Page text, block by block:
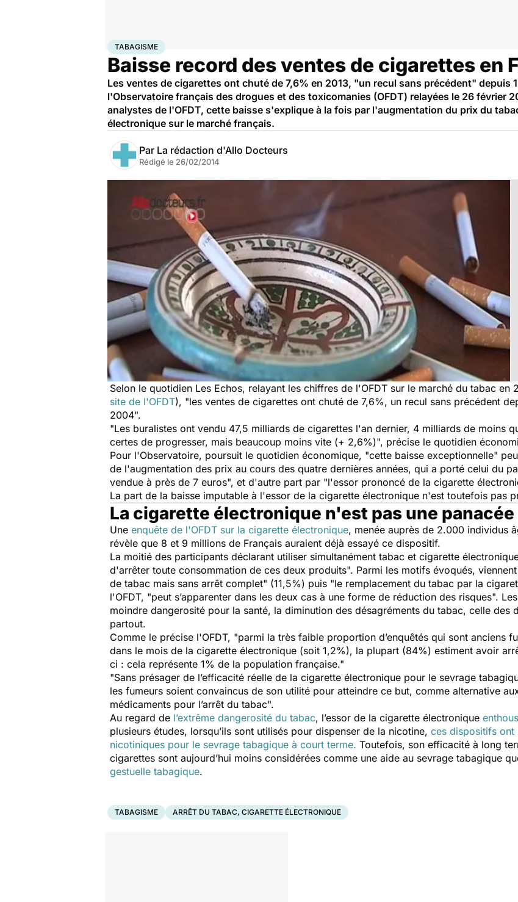
AccueilSantéMaladies
TABAGISME
Baisse record des ventes de cigarettes en
Les ventes de cigarettes ont chuté de 7,6% en 2013, "un recul sans précédent" depuis
l'Observatoire français des drogues et des toxicomanies (OFDT) relayées le 26 février
analystes de l'OFDT, cette baisse s'explique à la fois par l'augmentation du prix du
électronique sur le marché français.
Par La rédaction d'Allo Docteurs
Rédigé le 26/02/2014
Selon le quotidien Les Echos, relayant les chiffres de l'OFDT sur le marché du tabac en
site de l'OFDT), "les ventes de cigarettes ont chuté de 7,6%, un recul sans précédent
2004".
"Les buralistes ont vendu 47,5 milliards de cigarettes l'an dernier, 4 milliards de moins
certes de progresser, mais beaucoup moins vite (+ 2,6%)", précise le quotidien
Pour l'Observatoire, poursuit le quotidien économique, "cette baisse exceptionnelle"
de l'augmentation des prix au cours des quatre dernières années, qui a porté celui du
vendue à près de 7 euros", et d'autre part par "l'essor prononcé de la cigarette
La part de la baisse imputable à l'essor de la cigarette électronique n'est toutefois pas
La cigarette électronique n'est pas une panacée
Une enquête de l'OFDT sur la cigarette électronique, menée auprès de 2.000 individus
révèle que 8 et 9 millions de Français auraient déjà essayé ce dispositif.
La moitié des participants déclarant utiliser simultanément tabac et cigarette
d'arrêter toute consommation de ces deux produits". Parmi les motifs évoqués,
de tabac mais sans arrêt complet" (11,5%) puis "le remplacement du tabac par la
l'OFDT, "peut s’apparenter dans les deux cas à une forme de réduction des risques".
moindre dangerosité pour la santé, la diminution des désagréments du tabac, celle
partout.
Comme le précise l'OFDT, "parmi la très faible proportion d’enquêtés qui sont anciens
dans le mois de la cigarette électronique (soit 1,2%), la plupart (84%) estiment avoir
ci : cela représente 1% de la population française."
"Sans présager de l’efficacité réelle de la cigarette électronique pour le sevrage
les fumeurs soient convaincus de son utilité pour atteindre ce but, comme alternative
médicaments pour l’arrêt du tabac".
Au regard de l’extrême dangerosité du tabac, l’essor de la cigarette électronique
plusieurs études, lorsqu’ils sont utilisés pour dispenser de la nicotine, ces dispositifs ont
nicotiniques pour le sevrage tabagique à court terme. Toutefois, son efficacité à long
cigarettes sont aujourd’hui moins considérées comme une aide au sevrage tabagique
gestuelle tabagique.
TABAGISME ARRÊT DU TABAC, CIGARETTE ÉLECTRONIQUE